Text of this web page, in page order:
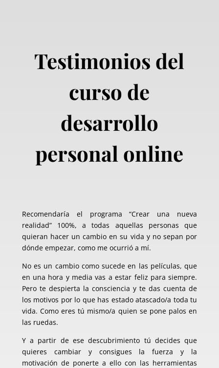
Testimonios del
curso de
desarrollo
personal online
Recomendaría el programa “Crear una nueva
realidad” 100%, a todas aquellas personas que
quieran hacer un cambio en su vida y no sepan por
dónde empezar, como me ocurrió a mí.
No es un cambio como sucede en las películas, que
en una hora y media vas a estar feliz para siempre.
Pero te despierta la consciencia y te das cuenta de
los motivos por lo que has estado atascado/a toda tu
vida. Como eres tú mismo/a quien se pone palos en
las ruedas.
Y a partir de ese descubrimiento tú decides que
quieres cambiar y consigues la fuerza y la
motivación de ponerte a ello con las herramientas